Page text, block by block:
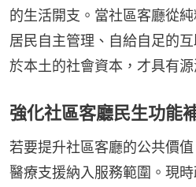
的生活開支。當社區客廳從
居民自主管理、自給自足的
於本土的社會資本，才具有
強化社區客廳民生功能
若要提升社區客廳的公共價
醫療支援納入服務範圍。現